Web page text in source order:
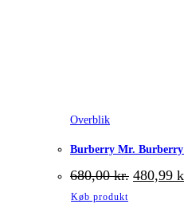
Overblik
Burberry Mr.
680,00kr. Den
480,99
Køb produkt